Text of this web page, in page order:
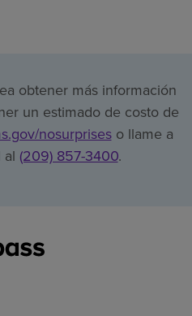
obtener más información
un estimado de costo de
nosurpriseso llame a
al (209) 857-3400.